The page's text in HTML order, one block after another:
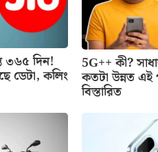
৩৬৫ দিন!
ডেটা, কলিং
5G++ কী?
কতটা উন্নত এই
বিস্তারিত